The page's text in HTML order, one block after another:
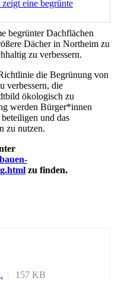
begrünter Dachflächen
Dächer in Northeim zu
zu verbessern.
die Begrünung von
verbessern, die
ökologisch zu
werden Bürger*innen
und das
zu nutzen.
zu finden.
157 KB